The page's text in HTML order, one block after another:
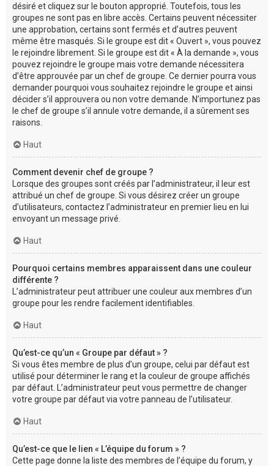
désiré et cliquez sur le bouton approprié. Toutefois, tous les
groupes ne sont pas en libre accès. Certains peuvent nécessiter
une approbation, certains sont fermés et d’autres peuvent
même être masqués. Si le groupe est dit « Ouvert », vous pouvez
le rejoindre librement. Si le groupe est dit « À la demande », vous
pouvez rejoindre le groupe mais votre demande nécessitera
d’être approuvée par un chef de groupe. Ce dernier pourra vous
demander pourquoi vous souhaitez rejoindre le groupe et ainsi
décider s’il approuvera ou non votre demande. N’importunez pas
le chef de groupe s’il annule votre demande, il a sûrement ses
raisons.
Haut
Comment devenir chef de groupe ?
Lorsque des groupes sont créés par l’administrateur, il leur est
attribué un chef de groupe. Si vous désirez créer un groupe
d’utilisateurs, contactez l’administrateur en premier lieu en lui
envoyant un message privé.
Haut
Pourquoi certains membres apparaissent dans une couleur
différente ?
L’administrateur peut attribuer une couleur aux membres d’un
groupe pour les rendre facilement identifiables.
Haut
Qu’est-ce qu’un « Groupe par défaut » ?
Si vous êtes membre de plus d’un groupe, celui par défaut est
utilisé pour déterminer le rang et la couleur de groupe affichés
par défaut. L’administrateur peut vous permettre de changer
votre groupe par défaut via votre panneau de l’utilisateur.
Haut
Qu’est-ce que le lien « L’équipe du forum » ?
Cette page donne la liste des membres de l’équipe du forum, y